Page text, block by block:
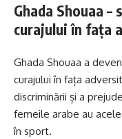
Ghada Shouaa
curajului în fața
Ghada Shouaa a
curajului în fața
discriminării și a
femeile arabe au
în sport.